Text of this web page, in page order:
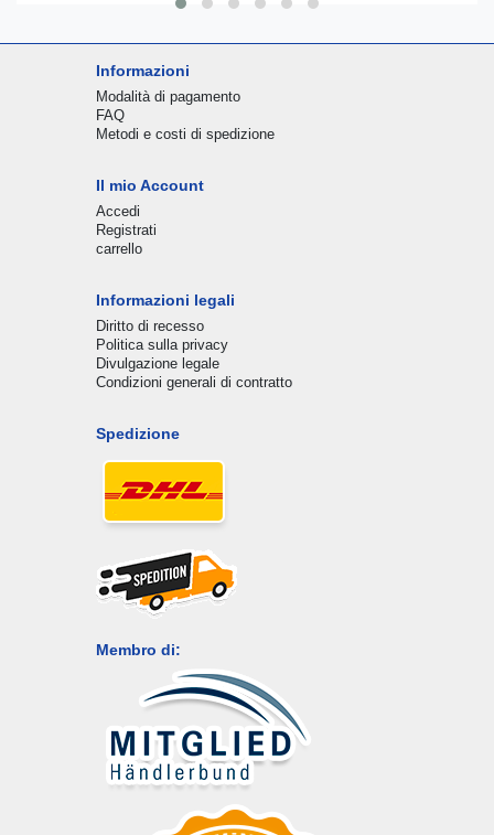
Informazioni
Modalità di pagamento
FAQ
Metodi e costi di spedizione
Il mio Account
Accedi
Registrati
carrello
Informazioni legali
Diritto di recesso
Politica sulla privacy
Divulgazione legale
Condizioni generali di contratto
Spedizione
Membro di: